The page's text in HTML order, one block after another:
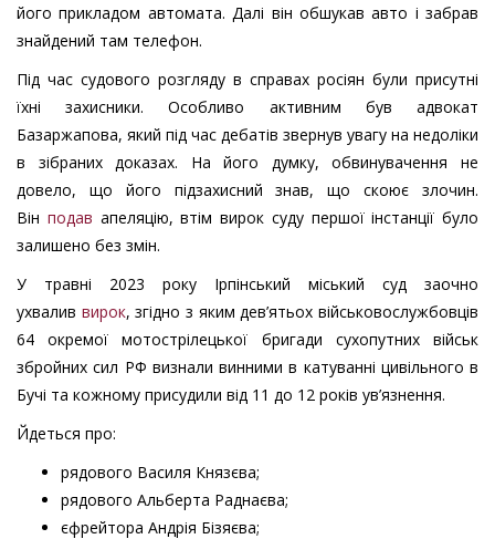
його прикладом автомата. Далі він обшукав авто і забрав
знайдений там телефон.
Під час судового розгляду в справах росіян були присутні
їхні захисники. Особливо активним був адвокат
Базаржапова, який під час дебатів звернув увагу на недоліки
в зібраних доказах. На його думку, обвинувачення не
довело, що його підзахисний знав, що скоює злочин.
Він подав апеляцію, втім вирок суду першої інстанції було
залишено без змін.
У травні 2023 року Ірпінський міський суд заочно
ухвалив вирок, згідно з яким дев’ятьох військовослужбовців
64 окремої мотострілецької бригади сухопутних військ
збройних сил РФ визнали винними в катуванні цивільного в
Бучі та кожному присудили від 11 до 12 років ув’язнення.
Йдеться про:
рядового Василя Князєва;
рядового Альберта Раднаєва;
єфрейтора Андрія Бізяєва;